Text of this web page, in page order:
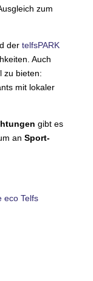
zum
der telfsPARK
Auch
zu bieten:
mit lokaler
gibt es
an Sport-
eco Telfs